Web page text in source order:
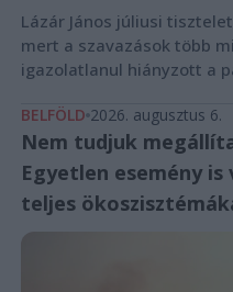
Lázár János júliusi
mert a szavazások több
igazolatlanul hiányzott a
BELFÖLD 2026. augusztus 6.
Nem tudjuk
Egyetlen esemény
teljes